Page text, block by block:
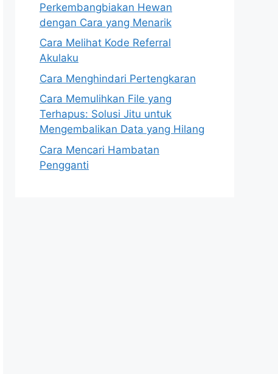
Perkembangbiakan Hewan
dengan Cara yang Menarik
Cara Melihat Kode Referral
Akulaku
Cara Menghindari Pertengkaran
Cara Memulihkan File yang
Terhapus: Solusi Jitu untuk
Mengembalikan Data yang Hilang
Cara Mencari Hambatan
Pengganti